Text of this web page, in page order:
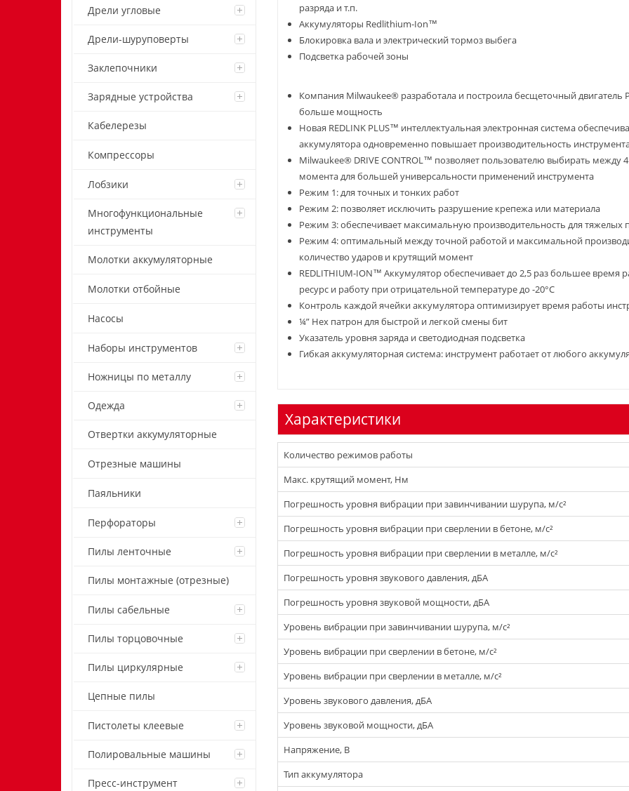
Дрели угловые
Дрели-шуруповерты
Заклепочники
Зарядные устройства
Кабелерезы
Компрессоры
Лобзики
Многофункциональные
инструменты
Молотки аккумуляторные
Молотки отбойные
Насосы
Наборы инструментов
Ножницы по металлу
Одежда
Отвертки аккумуляторные
Отрезные машины
Паяльники
Перфораторы
Пилы ленточные
Пилы монтажные (отрезные)
Пилы сабельные
Пилы торцовочные
Пилы циркулярные
Цепные пилы
Пистолеты клеевые
Полировальные машины
Пресс-инструмент
разряда и т.п.
Аккумуляторы Redlithium-Ion™
Блокировка вала и электрический тормоз выбега
Подсветка рабочей зоны
Компания Milwaukee® разработала и построила бесщеточный двигатель
больше мощность
Новая REDLINK PLUS™ интеллектуальная электронная система
аккумулятора одновременно повышает производительность
Milwaukee® DRIVE CONTROL™ позволяет пользователю выбирать
момента для большей универсальности применений инструмента
Режим 1: для точных и тонких работ
Режим 2: позволяет исключить разрушение крепежа или материала
Режим 3: обеспечивает максимальную производительность для тяжелых
Режим 4: оптимальный между точной работой и максимальной
количество ударов и крутящий момент
REDLITHIUM-ION™ Аккумулятор обеспечивает до 2,5 раз большее
ресурс и работу при отрицательной температуре до -20°С
Контроль каждой ячейки аккумулятора оптимизирует время работы
¼” Hex патрон для быстрой и легкой смены бит
Указатель уровня заряда и светодиодная подсветка
Гибкая аккумуляторная система: инструмент работает от любого
Характеристики
Количество режимов работы
Макс. крутящий момент, Нм
Погрешность уровня вибрации при завинчивании шурупа, м/с²
Погрешность уровня вибрации при сверлении в бетоне, м/с²
Погрешность уровня вибрации при сверлении в металле, м/с²
Погрешность уровня звукового давления, дБА
Погрешность уровня звуковой мощности, дБА
Уровень вибрации при завинчивании шурупа, м/с²
Уровень вибрации при сверлении в бетоне, м/с²
Уровень вибрации при сверлении в металле, м/с²
Уровень звукового давления, дБА
Уровень звуковой мощности, дБА
Напряжение, В
Тип аккумулятора